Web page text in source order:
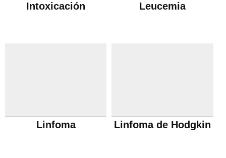
Intoxicación Leucemia
Linfoma Linfoma de Hodgkin